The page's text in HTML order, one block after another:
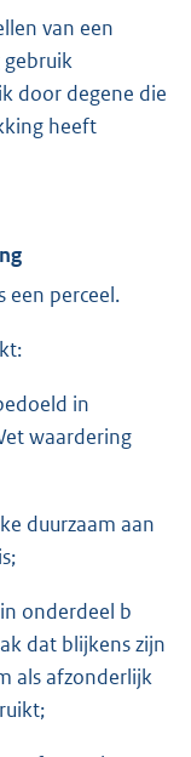
van een
door degene die
heeft
een perceel.
in
waardering
duurzaam aan
onderdeel b
dat blijkens zijn
als afzonderlijk